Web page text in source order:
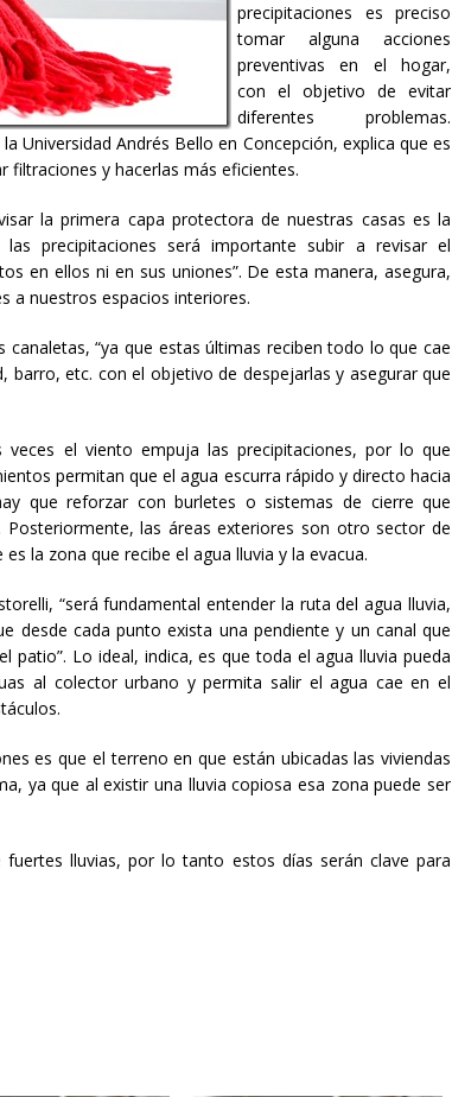
precipitaciones es preciso
tomar alguna acciones
preventivas en el hogar,
con el objetivo de evitar
diferentes problemas.
Universidad Andrés Bello en Concepción, explica que es
filtraciones y hacerlas más eficientes.
la primera capa protectora de nuestras casas es la
precipitaciones será importante subir a revisar el
en ellos ni en sus uniones”. De esta manera, asegura,
a nuestros espacios interiores.
“ya que estas últimas reciben todo lo que cae
barro, etc. con el objetivo de despejarlas y asegurar que
el viento empuja las precipitaciones, por lo que
permitan que el agua escurra rápido y directo hacia
que reforzar con burletes o sistemas de cierre que
las áreas exteriores son otro sector de
la zona que recibe el agua lluvia y la evacua.
“será fundamental entender la ruta del agua lluvia,
desde cada punto exista una pendiente y un canal que
patio”. Lo ideal, indica, es que toda el agua lluvia pueda
al colector urbano y permita salir el agua cae en el
es que el terreno en que están ubicadas las viviendas
ya que al existir una lluvia copiosa esa zona puede ser
lluvias, por lo tanto estos días serán clave para